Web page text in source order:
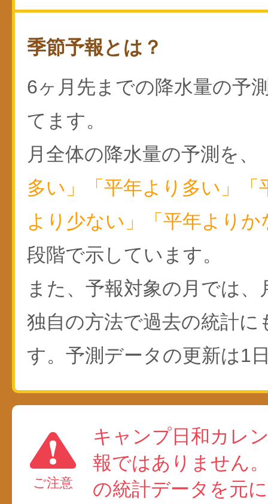
季節予報とは？
6ヶ月先までの降水量の予
てます。
月全体の降水量の予測を、
多い」「平年より多い」「
より少ない」「平年より
段階で示しています。
また、予報対象の月では
独自の方法で過去の統計に
す。予測データの更新は1
ご注意
キャンプ日和カレ
報ではありません
の統計データを元